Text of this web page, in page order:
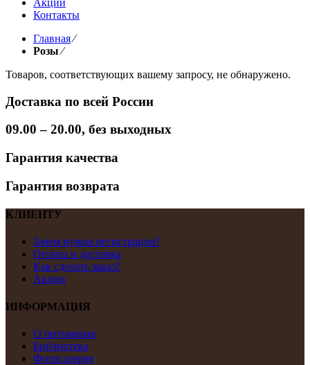
Акции
Контакты
Главная⁄
Розы⁄
Товаров, соответствующих вашему запросу, не обнаружено.
Доставка по всей России
09.00 – 20.00, без выходных
Гарантия качества
Гарантия возврата
КЛИЕНТУ
Зачем нужна регистрация?
Оплата и доставка
Как сделать заказ?
Акции
ИНФОРМАЦИЯ
О питомнике
Библиотека
Фотогалерея